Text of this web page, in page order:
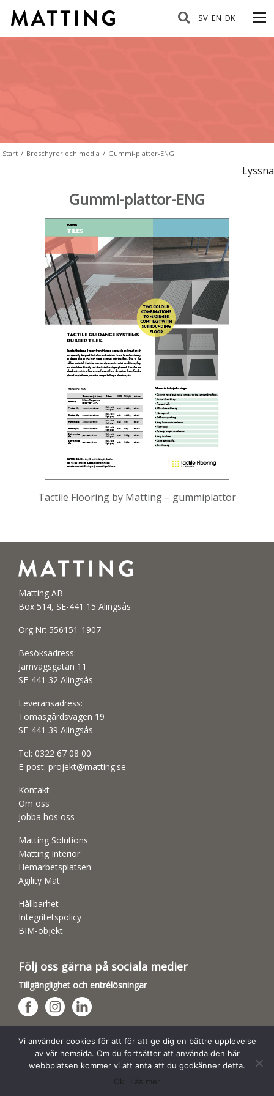
SV EN DK
Start / Broschyrer och media / Gummi-plattor-ENG
Lyssna
Gummi-plattor-ENG
Tactile Flooring by Matting – gummiplattor
Matting AB
Box 514, SE-441 15 Alingsås
Org.Nr: 556151-1907
Besöksadress:
Järnvägsgatan 11
SE-441 32 Alingsås
Leveransadress:
Tomasgårdsvägen 19
SE-441 39 Alingsås
Tel: 0322 67 08 00
E-post: projekt@matting.se
Kontakt
Om oss
Jobba hos oss
Matting Solutions
Matting Interior
Hemarbetsplatsen
Agility Mat
Hållbarhet
Integritetspolicy
BIM-objekt
Följ oss gärna på sociala medier
Tillgänglighet och entrélösningar
Hundsporthallar
Vi använder cookies för att för att ge dig en bättre upplevelse
av vår hemsida. Om du fortsätter att använda den här
webbplatsen kommer vi att anta att du godkänner detta.
Ok
Läs mer